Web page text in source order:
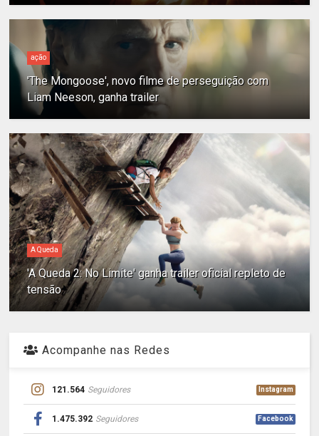
ação
'The Mongoose', novo filme de perseguição com
Liam Neeson, ganha trailer
A Queda
'A Queda 2: No Limite' ganha trailer oficial repleto de
tensão
Acompanhe nas Redes
121.564 Seguidores Instagram
1.475.392 Seguidores Facebook